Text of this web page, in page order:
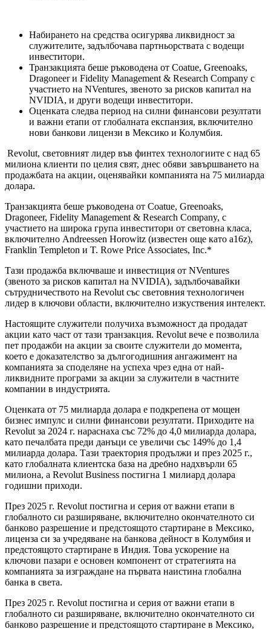
Набирането на средства осигурява ликвидност за
служителите, задълбочава партньорствата с водещи
инвеститори.
Транзакцията беше ръководена от Coatue, Greenoaks,
Dragoneer и Fidelity Management & Research Company с
участието на NVentures, звеното за рисков капитал на
NVIDIA, и други водещи инвеститори.
Оценката следва период на силни финансови резултати
и важни етапи от глобалната експанзия, включително
нови банкови лицензи в Мексико и Колумбия.
Revolut, световният лидер във финтех технологиите с над 65
милиона клиенти по целия свят, днес обяви завършването на
продажбата на акции, оценявайки компанията на 75 милиарда
долара.
Транзакцията беше ръководена от Coatue, Greenoaks,
Dragoneer, Fidelity Management & Research Company, с
участието на широка група инвеститори от световна класа,
включително Andreessen Horowitz (известен още като a16z),
Franklin Templeton и T. Rowe Price Associates, Inc.*
Тази продажба включваше и инвестиция от NVentures
(звеното за рисков капитал на NVIDIA), задълбочавайки
сътрудничеството на Revolut със световния технологичен
лидер в ключови области, включително изкуствения интелект.
Настоящите служители получиха възможност да продадат
акции като част от тази транзакция. Revolut вече е позволила
пет продажби на акции за своите служители до момента,
което е доказателство за дългогодишния ангажимент на
компанията за споделяне на успеха чрез една от най-
ликвидните програми за акции за служители в частните
компании в индустрията.
Оценката от 75 милиарда долара е подкрепена от мощен
бизнес импулс и силни финансови резултати. Приходите на
Revolut за 2024 г. нараснаха със 72% до 4,0 милиарда долара,
като печалбата преди данъци се увеличи със 149% до 1,4
милиарда долара. Тази траектория продължи и през 2025 г.,
като глобалната клиентска база на дребно надхвърли 65
милиона, а Revolut Business постигна 1 милиард долара
годишни приходи.
През 2025 г. Revolut постигна и серия от важни етапи в
глобалното си разширяване, включително окончателното си
банково разрешение и предстоящото стартиране в Мексико,
лиценза си за учредяване на банкова дейност в Колумбия и
предстоящото стартиране в Индия. Това ускорение на
ключови пазари е основен компонент от стратегията на
компанията за изграждане на първата наистина глобална
банка в света.
През 2025 г. Revolut постигна и серия от важни етапи в
глобалното си разширяване, включително окончателното си
банково разрешение и предстоящото стартиране в Мексико,